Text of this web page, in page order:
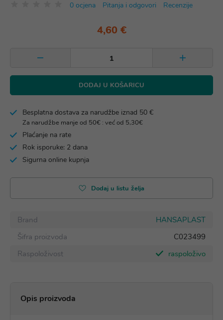
0 ocjena Pitanja i odgovori Recenzije
4,60 €
DODAJ U KOŠARICU
Besplatna dostava za narudžbe iznad 50 €
Za narudžbe manje od 50€ : već od 5,30€
Plaćanje na rate
Rok isporuke: 2 dana
Sigurna online kupnja
Dodaj u listu želja
Brand
HANSAPLAST
Šifra proizvoda
C023499
Raspoloživost
raspoloživo
Opis proizvoda